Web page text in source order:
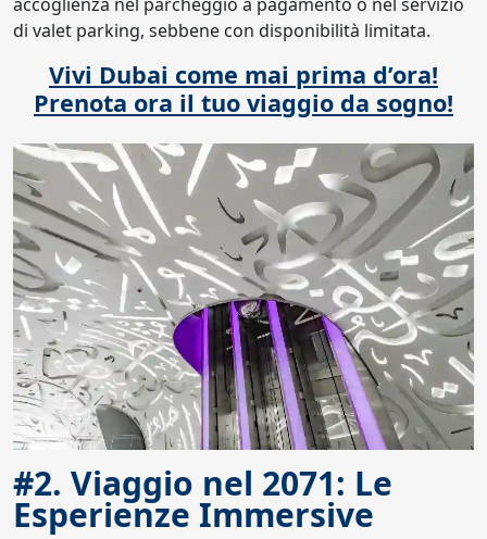
di valet parking, sebbene con disponibilità limitata.
Vivi Dubai come mai prima d’ora!
Prenota ora il tuo viaggio da sogno!
#2. Viaggio nel 2071: Le
Esperienze Immersive